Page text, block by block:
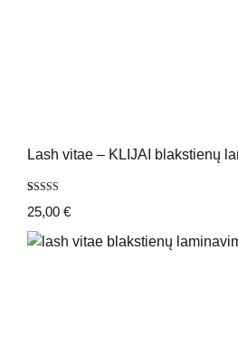
Lash vitae – KLIJAI blakstienų
5.00iš 5
įvertinimų: )
25,00 €